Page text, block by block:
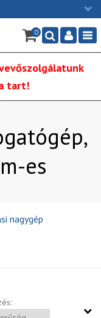
- 16:00
×
0
tart!
es
nagygép